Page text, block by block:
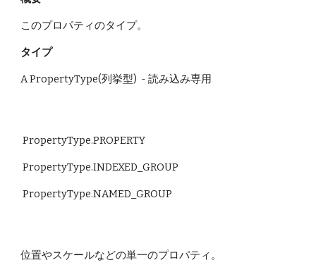
このプロパティのタイプ。
タイプ
A PropertyType(列挙型)  - 読み込み専用
PropertyType.PROPERTY
PropertyType.INDEXED_GROUP
PropertyType.NAMED_GROUP
位置やスケールなどの単一のプロパティ。